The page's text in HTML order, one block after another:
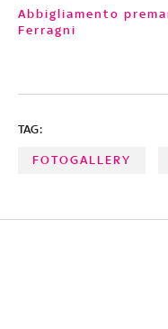
Abbigliamento premaman, i migliori look di Chiara
Ferragni
TAG:
FOTOGALLERY